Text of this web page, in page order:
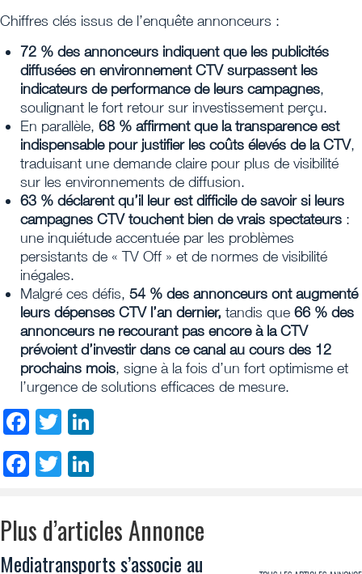
Chiffres clés issus de l’enquête annonceurs :
72 % des annonceurs indiquent que les publicités
diffusées en environnement CTV surpassent les
indicateurs de performance de leurs campagnes,
soulignant le fort retour sur investissement perçu.
En parallèle, 68 % affirment que la transparence est
indispensable pour justifier les coûts élevés de la CTV,
traduisant une demande claire pour plus de visibilité
sur les environnements de diffusion.
63 % déclarent qu’il leur est difficile de savoir si leurs
campagnes CTV touchent bien de vrais spectateurs :
une inquiétude accentuée par les problèmes
persistants de « TV Off » et de normes de visibilité
inégales.
Malgré ces défis, 54 % des annonceurs ont augmenté
leurs dépenses CTV l’an dernier, tandis que 66 % des
annonceurs ne recourant pas encore à la CTV
prévoient d’investir dans ce canal au cours des 12
prochains mois, signe à la fois d’un fort optimisme et
l’urgence de solutions efficaces de mesure.
Facebook
Twitter
Facebook
Twitter
Plus d’articles Annonce
Mediatransports s’associe au